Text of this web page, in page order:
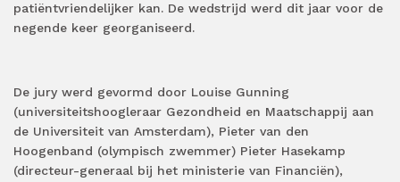
patiëntvriendelijker kan. De wedstrijd werd dit jaar voor de
negende keer georganiseerd.
De jury werd gevormd door Louise Gunning
(universiteitshoogleraar Gezondheid en Maatschappij aan
de Universiteit van Amsterdam), Pieter van den
Hoogenband (olympisch zwemmer) Pieter Hasekamp
(directeur-generaal bij het ministerie van Financiën),